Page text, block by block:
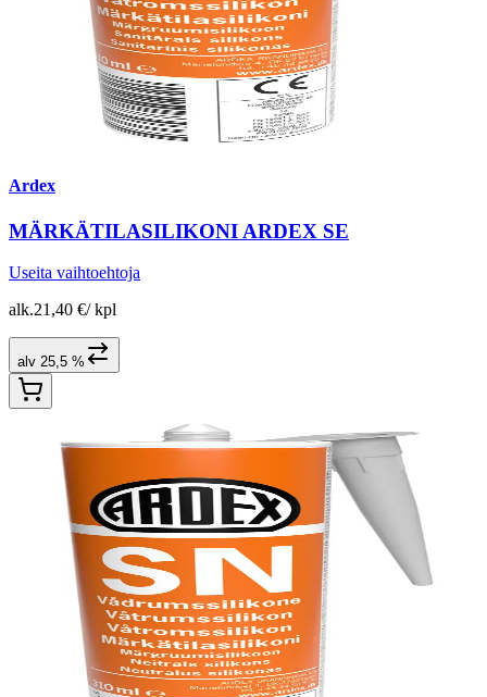
Ardex
MÄRKÄTILASILIKONI ARDEX SE
Useita vaihtoehtoja
alk.21,40 €/ kpl
alv 25,5 %